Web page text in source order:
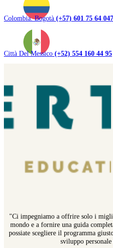
Colombia. Bogotà (+57) 601 75 64 047
Città Del Messico (+52) 554 160 44 95
"Ci impegniamo a offrire solo i
mondo e a fornire una guida
possiate scegliere il programma
sviluppo